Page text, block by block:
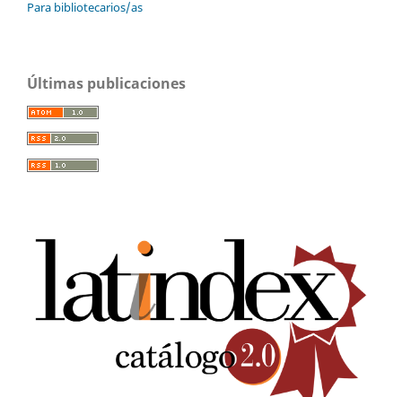
Para bibliotecarios/as
Últimas publicaciones